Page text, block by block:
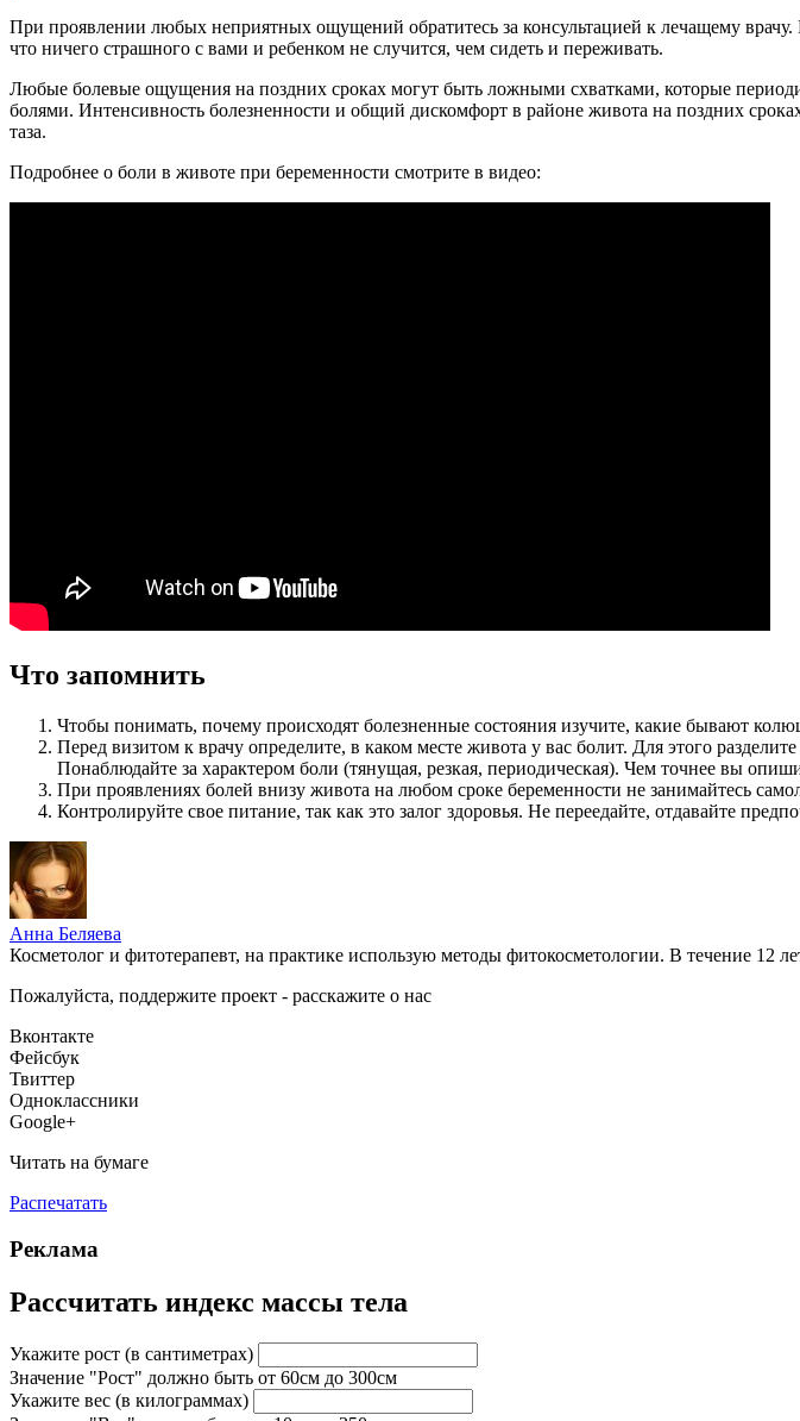
При проявлении любых неприятных ощущений обратитесь за консультацией к лечащему
что ничего страшного с вами и ребенком не случится, чем сидеть и переживать.
Любые болевые ощущения на поздних сроках могут быть ложными схватками, которые
болями. Интенсивность болезненности и общий дискомфорт в районе живота на поздних
таза.
Подробнее о боли в животе при беременности смотрите в видео:
Что запомнить
Чтобы понимать, почему происходят болезненные состояния изучите, какие бывают
Перед визитом к врачу определите, в каком месте живота у вас болит. Для этого
Понаблюдайте за характером боли (тянущая, резкая, периодическая). Чем точнее вы
При проявлениях болей внизу живота на любом сроке беременности не занимайтесь
Контролируйте свое питание, так как это залог здоровья. Не переедайте, отдавайте
Анна Беляева
Косметолог и фитотерапевт, на практике использую методы фитокосметологии. В течение 12
Пожалуйста, поддержите проект - расскажите о нас
Вконтакте
Фейсбук
Твиттер
Одноклассники
Google+
Читать на бумаге
Распечатать
Реклама
Рассчитать индекс массы тела
Укажите рост (в сантиметрах)
Значение "Рост" должно быть от 60см до 300см
Укажите вес (в килограммах)